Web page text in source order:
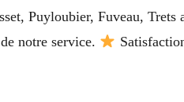
Puyloubier, Fuveau, Trets
notre service.